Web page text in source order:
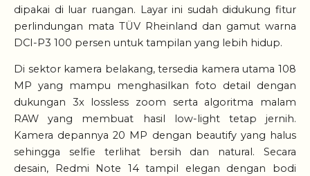
dipakai di luar ruangan. Layar ini sudah didukung fitur
perlindungan mata TÜV Rheinland dan gamut warna
DCI-P3 100 persen untuk tampilan yang lebih hidup.
Di sektor kamera belakang, tersedia kamera utama 108
MP yang mampu menghasilkan foto detail dengan
dukungan 3x lossless zoom serta algoritma malam
RAW yang membuat hasil low-light tetap jernih.
Kamera depannya 20 MP dengan beautify yang halus
sehingga selfie terlihat bersih dan natural. Secara
desain, Redmi Note 14 tampil elegan dengan bodi